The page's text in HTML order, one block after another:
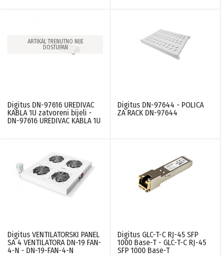
ARTIKAL TRENUTNO NIJE
DOSTUPAN
Digitus DN-97616 UREDIVAC
KABLA 1U zatvoreni bijeli -
DN-97616 UREDIVAC KABLA 1U
Digitus DN-97644 - POLICA
ZA RACK DN-97644
Digitus VENTILATORSKI PANEL
SA 4 VENTILATORA DN-19 FAN-
4-N - DN-19-FAN-4-N
Digitus GLC-T-C RJ-45 SFP
1000 Base-T - GLC-T-C RJ-45
SFP 1000 Base-T